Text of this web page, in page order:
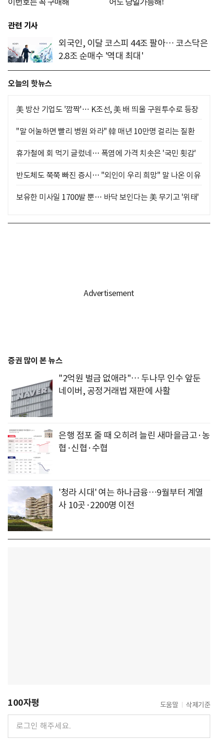
관련 기사
외국인, 이달 코스피 44조 팔아… 코스닥은
2.8조 순매수 '역대 최대'
오늘의 핫뉴스
美 방산 기업도 '깜짝'… K조선, 美 배 띄울 구원투수로 등장
"말 어눌하면 빨리 병원 와라" 韓 매년 10만명 걸리는 질환
휴가철에 회 먹기 글렀네… 폭염에 가격 치솟은 '국민 횟감'
반도체도 쭉쭉 빠진 증시… "외인이 우리 희망" 말 나온 이유
보유한 미사일 1700발 뿐… 바닥 보인다는 美 무기고 '위태'
증권 많이 본 뉴스
"2억원 벌금 없애라"… 두나무 인수 앞둔
네이버, 공정거래법 재판에 사활
은행 점포 줄 때 오히려 늘린 새마을금고·농
협·신협·수협
'청라 시대' 여는 하나금융…9월부터 계열
사 10곳·2200명 이전
100자평 도움말 삭제기준